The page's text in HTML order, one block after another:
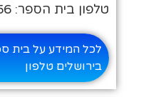
טלפון בית הספר: 02-6524556
לכל המידע על בית
בירושלים טלפון